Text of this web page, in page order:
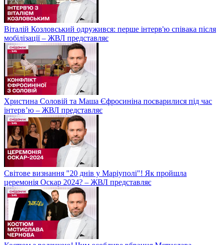
Віталій Козловський одружився: перше інтерв'ю співака після
мобілізації – ЖВЛ представляє
Христина Соловій та Маша Єфросиніна посварилися під час
інтерв’ю – ЖВЛ представляє
Світове визнання "20 днів у Маріуполі"! Як пройшла
церемонія Оскар 2024? – ЖВЛ представляє